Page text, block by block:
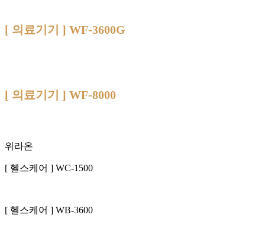
[ 의료기기 ] WF-3600G
[ 의료기기 ] WF-8000
위라온
[ 헬스케어 ] WC-1500
[ 헬스케어 ] WB-3600